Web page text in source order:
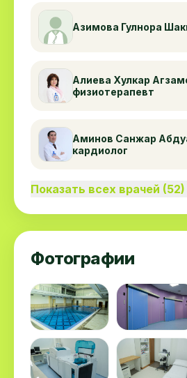
Азимова Гулнора
Алиева Хулкар
физиотерапевт
Аминов Санжар
кардиолог
Показать всех врачей
Фотографии